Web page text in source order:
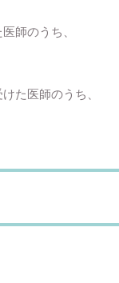
師のうち、
た医師のうち、